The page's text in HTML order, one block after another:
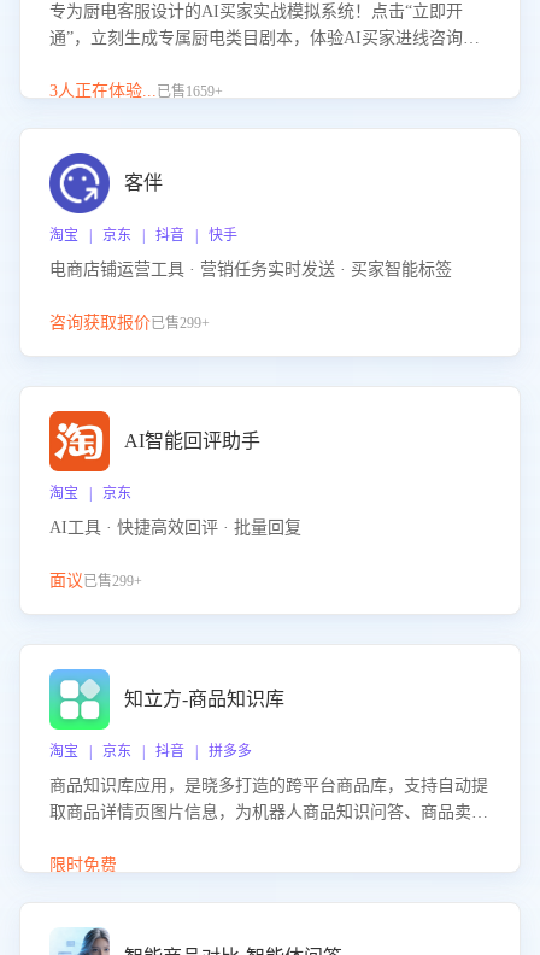
专为厨电客服设计的AI买家实战模拟系统！点击“立即开
通”，立刻生成专属厨电类目剧本，体验AI买家进线咨询真
实场景应对技巧！
3人正在体验...已售1659+
客伴
淘宝 | 京东 | 抖音 | 快手
电商店铺运营工具 · 营销任务实时发送 · 买家智能标签
咨询获取报价已售299+
AI智能回评助手
淘宝 | 京东
AI工具 · 快捷高效回评 · 批量回复
面议已售299+
知立方-商品知识库
淘宝 | 京东 | 抖音 | 拼多多
商品知识库应用，是晓多打造的跨平台商品库，支持自动提
取商品详情页图片信息，为机器人商品知识问答、商品卖点
限时免费